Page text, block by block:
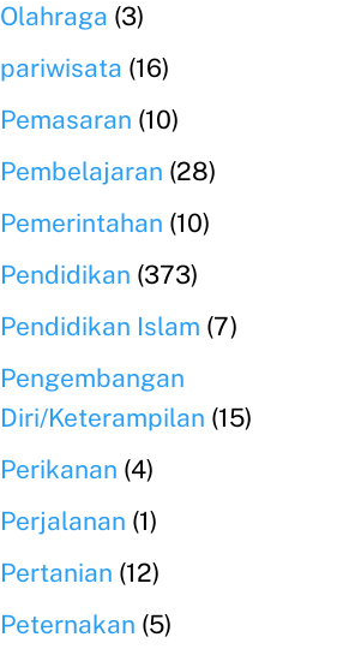
Olahraga (3)
pariwisata (16)
Pemasaran (10)
Pembelajaran (28)
Pemerintahan (10)
Pendidikan (373)
Pendidikan Islam (7)
Pengembangan
Diri/Keterampilan (15)
Perikanan (4)
Perjalanan (1)
Pertanian (12)
Peternakan (5)